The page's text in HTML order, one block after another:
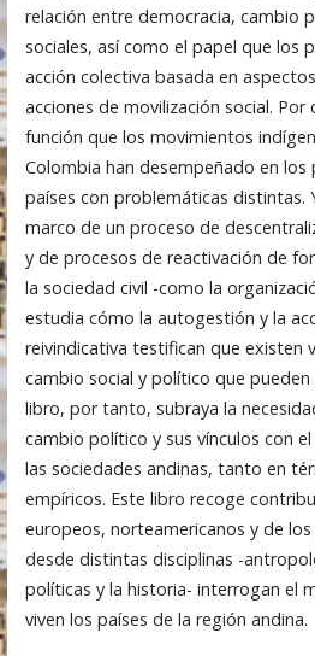
relación entre democracia, cambio
sociales, así como el papel que los
acción colectiva basada en
acciones de movilización social.
función que los movimientos
Colombia han desempeñado en
países con problemáticas distintas.
marco de un proceso de
y de procesos de reactivación de
la sociedad civil -como la
estudia cómo la autogestión y la
reivindicativa testifican que existen
cambio social y político que
libro, por tanto, subraya la
cambio político y sus vínculos con
las sociedades andinas, tanto en
empíricos. Este libro recoge
europeos, norteamericanos y de
desde distintas disciplinas -
políticas y la historia- interrogan el
viven los países de la región andina.